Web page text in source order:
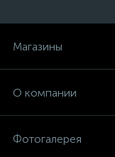
Магазины
О компании
Фотогалерея